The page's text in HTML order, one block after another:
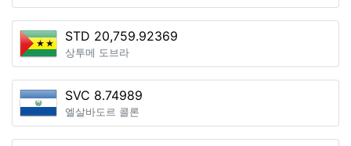
STD 20,759.92369
상투메 도브라
SVC 8.74989
엘살바도르 콜론